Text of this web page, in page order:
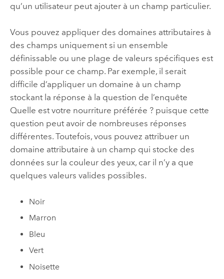
qu’un utilisateur peut ajouter à un champ particulier.
Vous pouvez appliquer des domaines attributaires à
des champs uniquement si un ensemble
définissable ou une plage de valeurs spécifiques est
possible pour ce champ. Par exemple, il serait
difficile d’appliquer un domaine à un champ
stockant la réponse à la question de l’enquête
Quelle est votre nourriture préférée ? puisque cette
question peut avoir de nombreuses réponses
différentes. Toutefois, vous pouvez attribuer un
domaine attributaire à un champ qui stocke des
données sur la couleur des yeux, car il n’y a que
quelques valeurs valides possibles.
Noir
Marron
Bleu
Vert
Noisette